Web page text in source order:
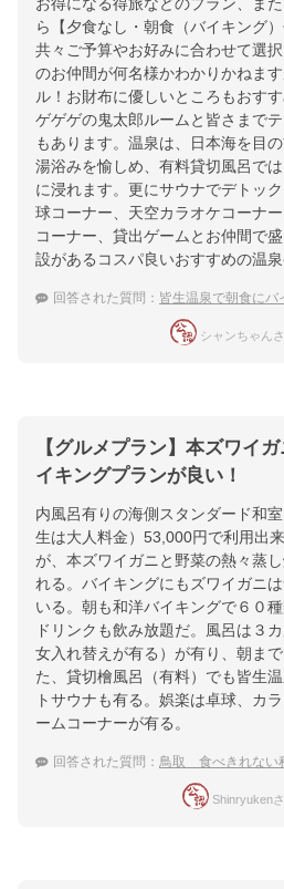
お得になる得旅などのプラン、ま
ら【夕食なし・朝食（バイキング
共々ご予算やお好みに合わせて選
のお仲間が何名様かわかりかねま
ル！お財布に優しいところもおす
ゲゲゲの鬼太郎ルームと皆さまで
もあります。温泉は、日本海を目
湯浴みを愉しめ、有料貸切風呂で
に浸れます。更にサウナでデトッ
球コーナー、天空カラオケコーナ
コーナー、貸出ゲームとお仲間で
設があるコスパ良いおすすめの温泉
回答された質問： 皆生温泉で朝食にバイ
シャンちゃん
【グルメプラン】本ズワイ
イキングプランが良い！
内風呂有りの海側スタンダード和
生は大人料金）53,000円で利用出
が、本ズワイガニと野菜の熱々蒸
れる。バイキングにもズワイガニ
いる。朝も和洋バイキングで６０
ドリンクも飲み放題だ。風呂は３
女入れ替えが有る）が有り、朝ま
た、貸切檜風呂（有料）でも皆生
トサウナも有る。娯楽は卓球、カ
ームコーナーが有る。
回答された質問： 鳥取 食べきれない
Shinryuken